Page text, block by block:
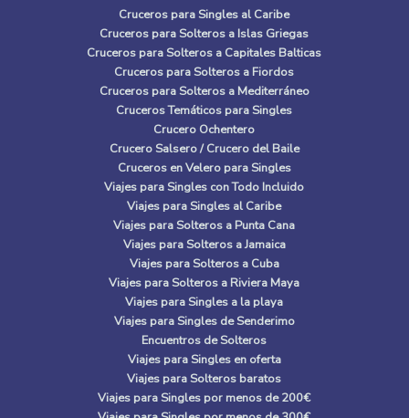
Cruceros para Singles al Caribe
Cruceros para Solteros a Islas Griegas
Cruceros para Solteros a Capitales Balticas
Cruceros para Solteros a Fiordos
Cruceros para Solteros a Mediterráneo
Cruceros Temáticos para Singles
Crucero Ochentero
Crucero Salsero / Crucero del Baile
Cruceros en Velero para Singles
Viajes para Singles con Todo Incluido
Viajes para Singles al Caribe
Viajes para Solteros a Punta Cana
Viajes para Solteros a Jamaica
Viajes para Solteros a Cuba
Viajes para Solteros a Riviera Maya
Viajes para Singles a la playa
Viajes para Singles de Senderimo
Encuentros de Solteros
Viajes para Singles en oferta
Viajes para Solteros baratos
Viajes para Singles por menos de 200€